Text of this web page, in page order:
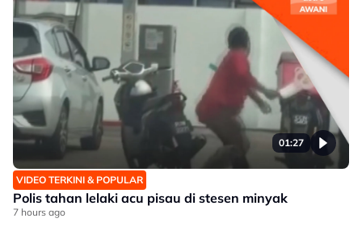
01:27
VIDEO TERKINI & POPULAR
Polis tahan lelaki acu pisau di stesen minyak
7 hours ago